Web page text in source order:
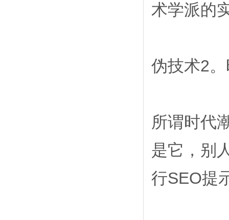
术学派的
伪技术2
所谓时代
是它，别
行SEO提